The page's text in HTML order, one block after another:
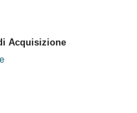
Acquisizione